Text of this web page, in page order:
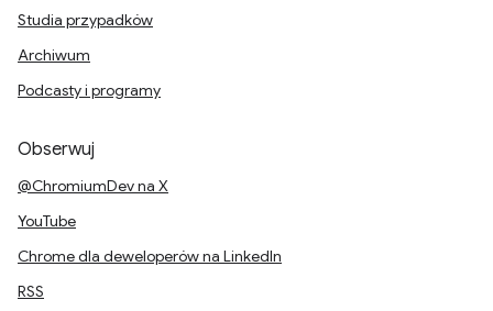
Studia przypadków
Archiwum
Podcasty i programy
Obserwuj
@ChromiumDev na X
YouTube
Chrome dla deweloperów na LinkedIn
RSS